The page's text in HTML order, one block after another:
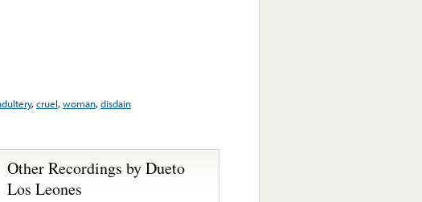
,cruel,woman,disdain
Other Recordings by Dueto
Los Leones